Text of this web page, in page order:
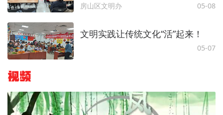
房山区文明办 05-08
文明实践让传统文化“活”起来！
05-07
视频